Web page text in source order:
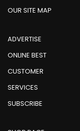
OUR SITE MAP
ADVERTISE
ONLINE BEST
CUSTOMER
SERVICES
SUBSCRIBE